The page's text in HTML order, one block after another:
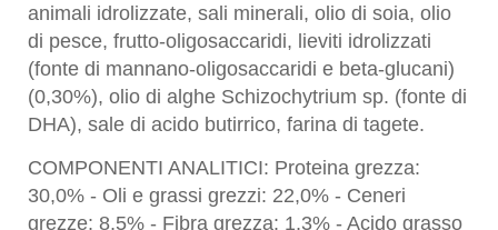
animali idrolizzate, sali minerali, olio di soia, olio
di pesce, frutto-oligosaccaridi, lieviti idrolizzati
(fonte di mannano-oligosaccaridi e beta-glucani)
(0,30%), olio di alghe Schizochytrium sp. (fonte di
DHA), sale di acido butirrico, farina di tagete.
COMPONENTI ANALITICI: Proteina grezza:
30,0% - Oli e grassi grezzi: 22,0% - Ceneri
grezze: 8,5% - Fibra grezza: 1,3% - Acido grasso